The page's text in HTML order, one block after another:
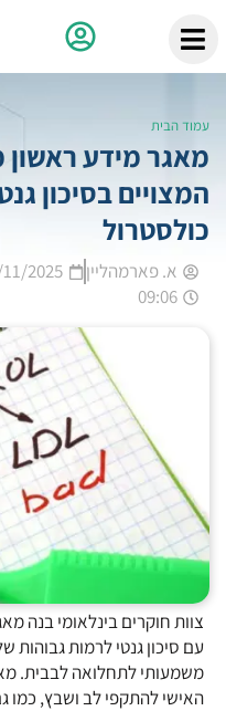
עמוד הבית
מאגר מידע ראשון
המצויים בסיכון
כולסטרול
א. פארמהליין
2025
09:06
צוות חוקרים בינלאומי בנה
עם סיכון גנטי לרמות גבוהות
משמעותי לתחלואה לבבית.
האישי להתקפי לב ושבץ, כמו